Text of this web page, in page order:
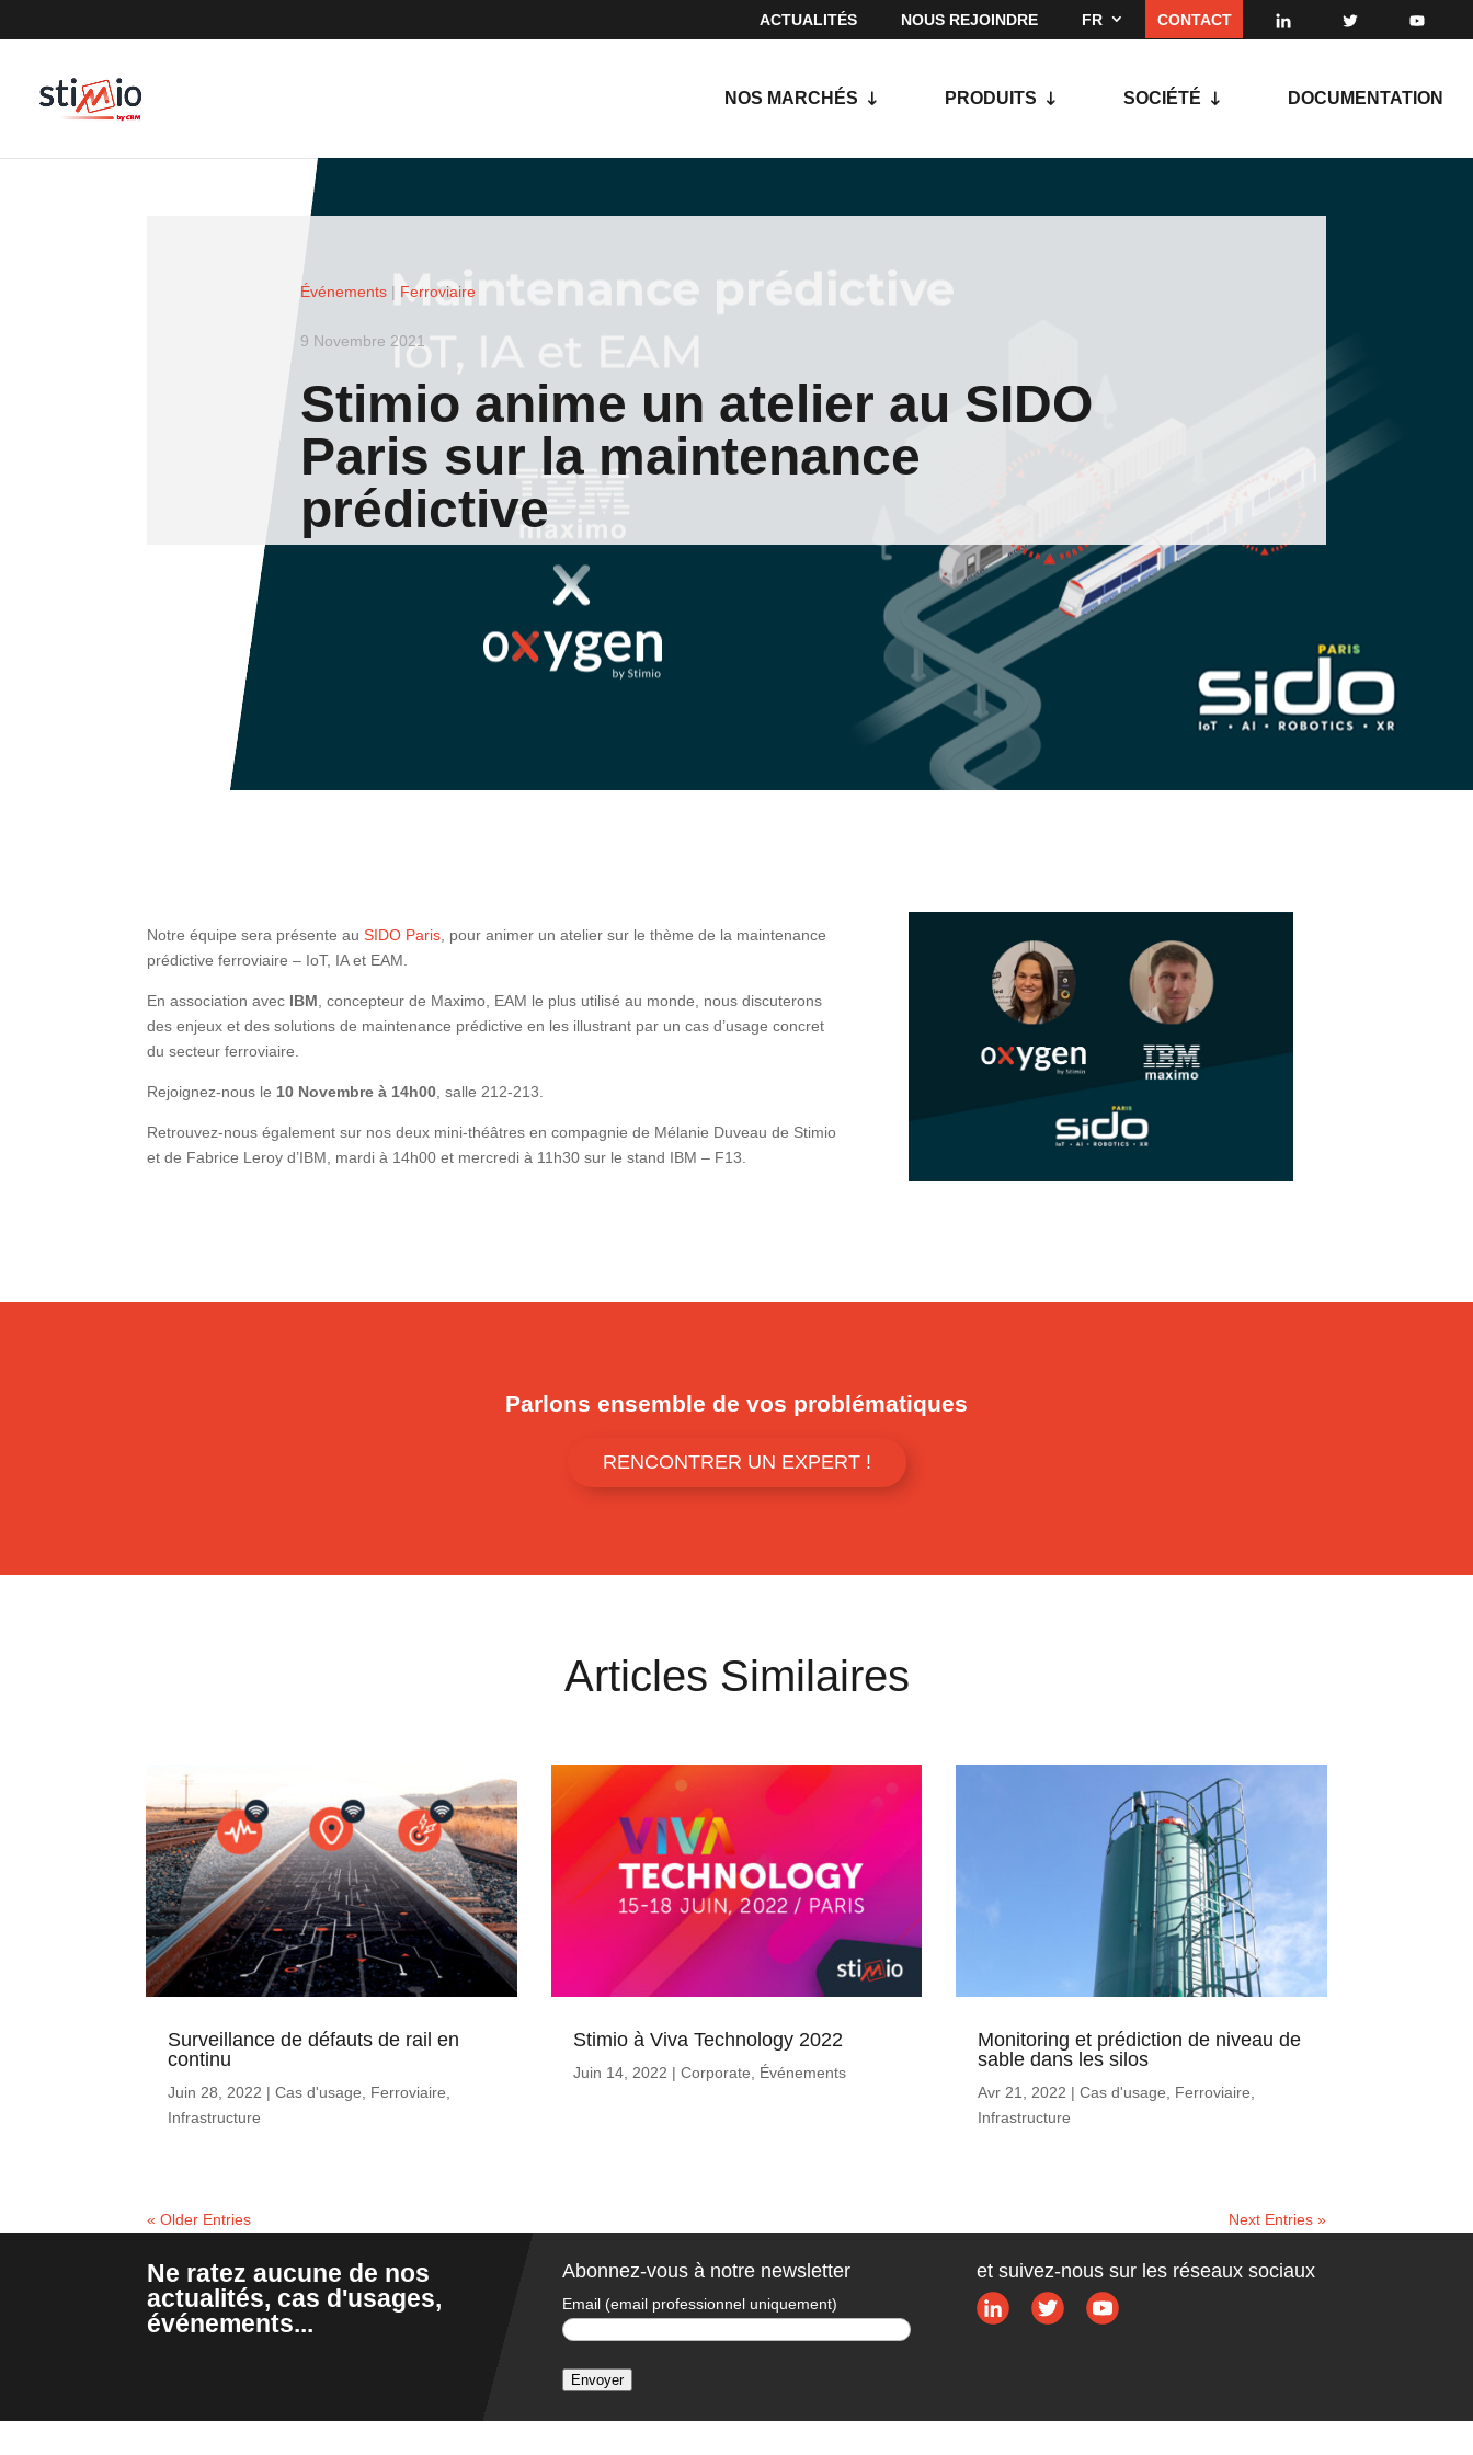
ACTUALITÉS NOUS REJOINDRE FR CONTACT
NOS MARCHÉS PRODUITS SOCIÉTÉ DOCUMENTATION
Événements | Ferroviaire
9 Novembre 2021
Stimio anime un atelier au SIDO
Paris sur la maintenance
prédictive
Notre équipe sera présente auSIDO Paris , pour animer un atelier sur le thème de la maintenance
prédictive ferroviaire – IoT, IA et EAM.
En association avec IBM ,concepteur de Maximo, EAM le plus utilisé au monde , nous discuterons
des enjeux et des solutions de maintenance prédictive en les illustrant par un cas d’usage concret
du secteur ferroviaire.
Rejoignez-nous le 10 Novembre à 14h00 , salle 212-213.
Retrouvez-nous également sur nos deux mini-théâtres en compagnie de Mélanie Duveau de Stimio
et de Fabrice Leroy d’IBM, mardi à 14h00 et mercredi à 11h30 sur le stand IBM – F13.
Parlons ensemble de vos problématiques
RENCONTRER UN EXPERT !
Articles Similaires
Surveillance de défauts de rail en
continu
Juin 28, 2022 |Cas d'usage Ferroviaire
Infrastructure
Stimio à Viva Technology 2022
Juin 14, 2022 | Corporate Événements
Monitoring et prédiction de niveau de
sable dans les silos
Avr 21, 2022 | Cas d'usage Ferroviaire
Infrastructure
« Older Entries Next Entries »
Ne ratez aucune de nos
actualités, cas d'usages,
événements...
Abonnez-vous à notre newsletter
Email (email professionnel uniquement)
Envoyer
et suivez-nous sur les réseaux sociaux